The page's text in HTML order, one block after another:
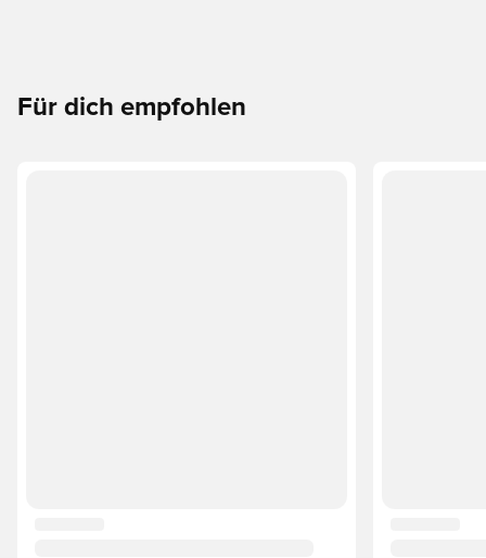
Für dich empfohlen